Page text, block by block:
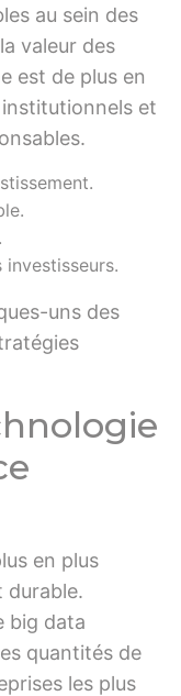
au sein des
valeur des
est de plus en
et
uns des
en plus
durable.
big data
quantités de
les plus